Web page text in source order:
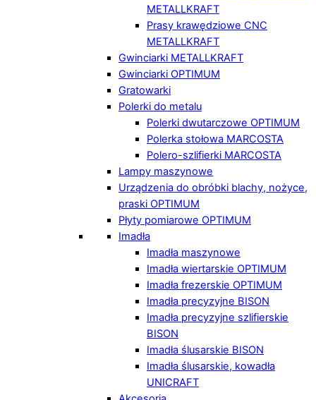
METALLKRAFT
Prasy krawędziowe CNC
METALLKRAFT
Gwinciarki METALLKRAFT
Gwinciarki OPTIMUM
Gratowarki
Polerki do metalu
Polerki dwutarczowe OPTIMUM
Polerka stołowa MARCOSTA
Polero-szlifierki MARCOSTA
Lampy maszynowe
Urządzenia do obróbki blachy, nożyce,
praski OPTIMUM
Płyty pomiarowe OPTIMUM
Imadła
Imadła maszynowe
Imadła wiertarskie OPTIMUM
Imadła frezerskie OPTIMUM
Imadła precyzyjne BISON
Imadła precyzyjne szlifierskie
BISON
Imadła ślusarskie BISON
Imadła ślusarskie, kowadła
UNICRAFT